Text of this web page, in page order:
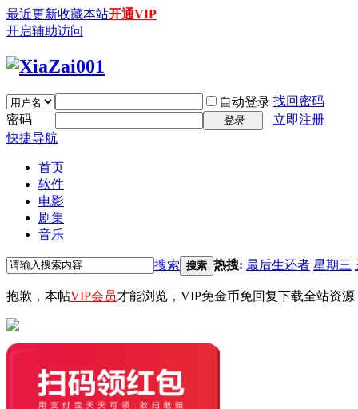
最近更新收藏本站开通VIP
开启辅助访问
自动登录 找回密码
密码
登录
立即注册
快捷导航
首页
软件
电影
剧集
音乐
搜索 搜索 热搜: 最后生还者 星期三
抱歉，本帖VIP会员才能浏览，VIP免金币免回复下载全站资源